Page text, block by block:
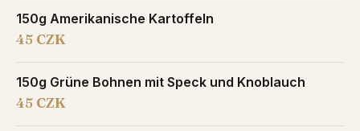
150g Amerikanische Kartoffeln
45 CZK
150g Grüne Bohnen mit Speck und Knoblauch
45 CZK